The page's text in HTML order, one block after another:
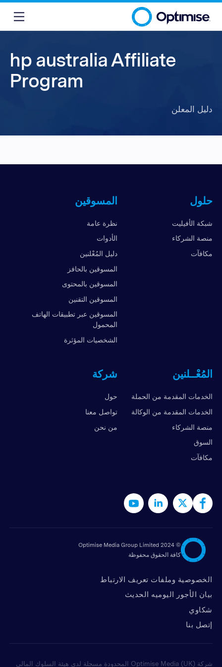
hp australia Affiliate
Program
دليل المعلن
حلول
شبكة الأفيليت
منصة الشركاء
مكافآت
المسوقين
نظرة عامة
الأدوات
دليل المُعْلنين
المسوقين بالحافز
المسوقين بالمحتوى
المسوقين التقنين
المسوقين عبر تطبيقات الهاتف
المحمول
الشخصيات المؤثرة
المُعْــلنين
الخدمات المقدمة من الحملة
الخدمات المقدمة من الوكالة
منصة الشركاء
السوق
مكافآت
شركة
حول
تواصل معنا
من نحن
©
2024 Optimise Media Group Limited
كافة الحقوق محفوظة
الخصوصية وملفات تعريف الارتباط
بيان الأجور اليوميه الحديث
شكاوي
ﺇﺗﺼﻞ ﺑﻨﺎ
شركة Optimise Media (UK) المحدودة مسجلة لدى هيئة السلوك المالي